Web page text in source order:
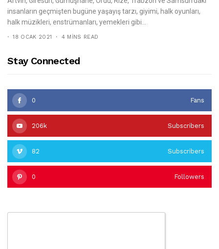
insanların geçmişten bugüne yaşayış tarzı, giyimi, halk oyunları,
halk müzikleri, enstrümanları, yemekleri gibi...
18 OCAK 2021 4 MINS READ
Stay Connected
0 Fans
206k Subscribers
82 Subscribers
0 Followers